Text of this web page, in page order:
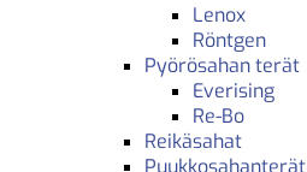
Lenox
Röntgen
Pyörösahan terät
Everising
Re-Bo
Reikäsahat